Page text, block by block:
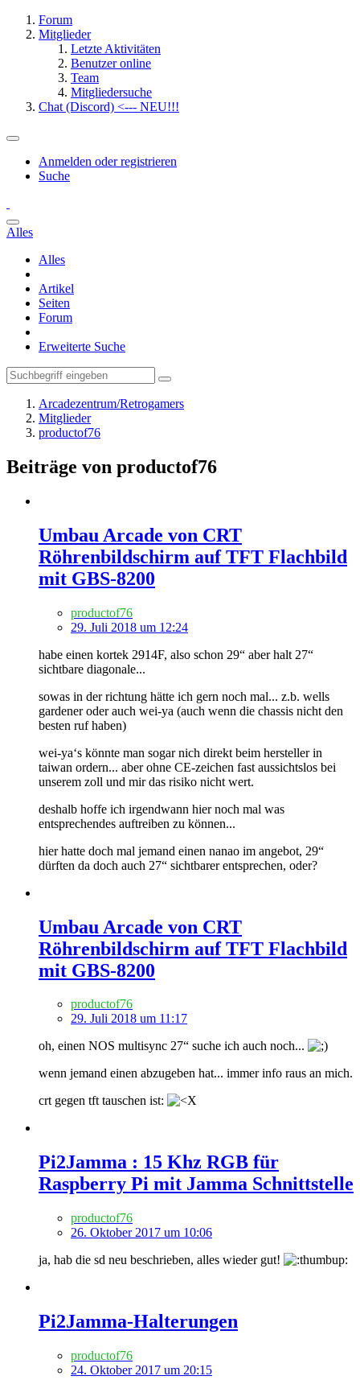
Forum
Mitglieder
Letzte Aktivitäten
Benutzer online
Team
Mitgliedersuche
Chat (Discord) <--- NEU!!!
Anmelden oder registrieren
Suche
Alles
Alles
Artikel
Seiten
Forum
Erweiterte Suche
Arcadezentrum/Retrogamers
Mitglieder
productof76
Beiträge von productof76
Umbau Arcade von CRT
Röhrenbildschirm auf TFT Flachbild
mit GBS-8200
productof76
29. Juli 2018 um 12:24
habe einen kortek 2914F, also schon 29“ aber halt 27“
sichtbare diagonale...
sowas in der richtung hätte ich gern noch mal... z.b. wells
gardener oder auch wei-ya (auch wenn die chassis nicht den
besten ruf haben)
wei-ya‘s könnte man sogar nich direkt beim hersteller in
taiwan ordern... aber ohne CE-zeichen fast aussichtslos bei
unserem zoll und mir das risiko nicht wert.
deshalb hoffe ich irgendwann hier noch mal was
entsprechendes auftreiben zu können...
hier hatte doch mal jemand einen nanao im angebot, 29“
dürften da doch auch 27“ sichtbarer entsprechen, oder?
Umbau Arcade von CRT
Röhrenbildschirm auf TFT Flachbild
mit GBS-8200
productof76
29. Juli 2018 um 11:17
oh, einen NOS multisync 27“ suche ich auch noch...
wenn jemand einen abzugeben hat... immer info raus an mich.
crt gegen tft tauschen ist:
Pi2Jamma : 15 Khz RGB für
Raspberry Pi mit Jamma Schnittstelle
productof76
26. Oktober 2017 um 10:06
ja, hab die sd neu beschrieben, alles wieder gut!
Pi2Jamma-Halterungen
productof76
24. Oktober 2017 um 20:15